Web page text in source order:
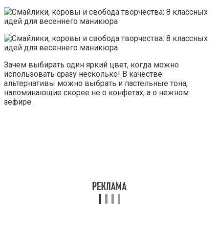
Зачем выбирать один яркий цвет, когда можно
использовать сразу несколько! В качестве
альтернативы можно выбрать и пастельные тона,
напоминающие скорее не о конфетах, а о нежном
зефире.